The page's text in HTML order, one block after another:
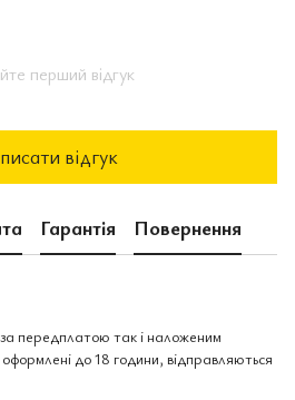
перший відгук
відгук
Гарантія Повернення
передплатою так і наложеним
до 18 години, відправляються